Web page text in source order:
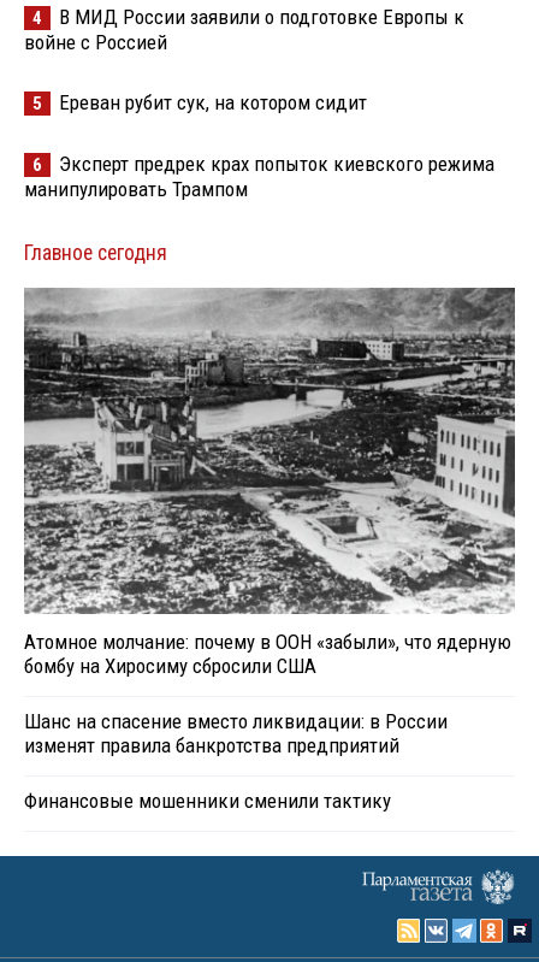
4
В МИД России заявили о подготовке Европы к
войне с Россией
5 Ереван рубит сук, на котором сидит
6
Эксперт предрек крах попыток киевского режима
манипулировать Трампом
Главное сегодня
Атомное молчание: почему в ООН «забыли», что ядерную
бомбу на Хиросиму сбросили США
Шанс на спасение вместо ликвидации: в России
изменят правила банкротства предприятий
Финансовые мошенники сменили тактику